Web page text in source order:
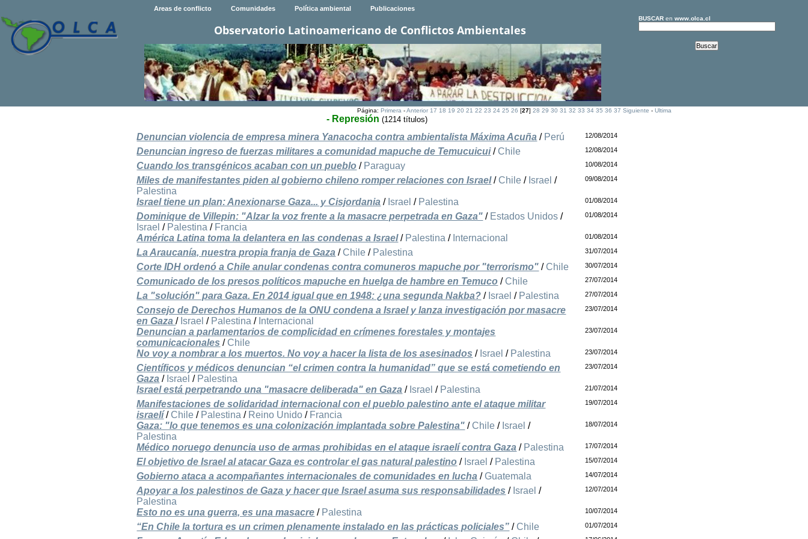
Areas de conflicto Comunidades Política ambiental Publicaciones
Observatorio Latinoamericano de Conflictos Ambientales
BUSCARen www.olca.cl
Página: Primera-Anterior 17 18 19 20 21 22 23 24 25 26 [27] 28 29 30 31 32 33 34 35 36 37 Siguiente - Ultima
- Represión (1214 títulos)
Denuncian violencia de empresa minera Yanacocha contra ambientalista Máxima Acuña / Perú 12/08/2014
Denuncian ingreso de fuerzas militares a comunidad mapuche de Temucuicui/ Chile 12/08/2014
Cuando los transgénicos acaban con un pueblo / Paraguay 10/08/2014
Miles de manifestantes piden al gobierno chileno romper relaciones con Israel/ Chile / Israel /
Palestina
09/08/2014
Israel tiene un plan: Anexionarse Gaza... y Cisjordania / Israel / Palestina 01/08/2014
Dominique de Villepin: "Alzar la voz frente a la masacre perpetrada en Gaza" / Estados Unidos /
Israel / Palestina / Francia
01/08/2014
América Latina toma la delantera en las condenas a Israel/ Palestina / Internacional 01/08/2014
La Araucanía, nuestra propia franja de Gaza / Chile / Palestina 31/07/2014
Corte IDH ordenó a Chile anular condenas contra comuneros mapuche por "terrorismo" / Chile 30/07/2014
Comunicado de los presos políticos mapuche en huelga de hambre en Temuco / Chile 27/07/2014
La "solución" para Gaza. En 2014 igual que en 1948: ¿una segunda Nakba? / Israel / Palestina 27/07/2014
Consejo de Derechos Humanos de la ONU condena a Israel y lanza investigación por masacre
en Gaza/ Israel / Palestina / Internacional
23/07/2014
Denuncian a parlamentarios de complicidad en crímenes forestales y montajes
comunicacionales / Chile
23/07/2014
No voy a nombrar a los muertos. No voy a hacer la lista de los asesinados / Israel / Palestina 23/07/2014
Científicos y médicos denuncian “el crimen contra la humanidad” que se está cometiendo en
Gaza / Israel / Palestina
23/07/2014
Israel está perpetrando una "masacre deliberada" en Gaza / Israel / Palestina 21/07/2014
Manifestaciones de solidaridad internacional con el pueblo palestino ante el ataque militar
israelí/ Chile / Palestina / Reino Unido / Francia
19/07/2014
Gaza: "lo que tenemos es una colonización implantada sobre Palestina" / Chile / Israel /
Palestina
18/07/2014
Médico noruego denuncia uso de armas prohibidas en el ataque israelí contra Gaza / Palestina 17/07/2014
El objetivo de Israel al atacar Gaza es controlar el gas natural palestino / Israel / Palestina 15/07/2014
Gobierno ataca a acompañantes internacionales de comunidades en lucha / Guatemala 14/07/2014
Apoyar a los palestinos de Gaza y hacer que Israel asuma sus responsabilidades / Israel /
Palestina
12/07/2014
Esto no es una guerra, es una masacre / Palestina 10/07/2014
“En Chile la tortura es un crimen plenamente instalado en las prácticas policiales” / Chile 01/07/2014